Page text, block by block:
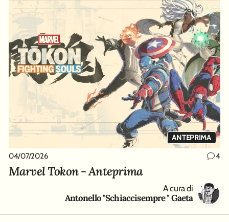
ANTEPRIMA
04/07/2026 4
Marvel Tokon - Anteprima
A cura di
Antonello "Schiaccisempre " Gaeta